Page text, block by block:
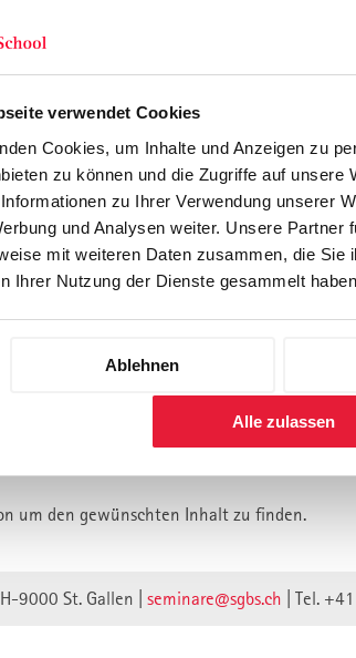
verwendet Cookies
Cookies, um Inhalte und Anzeigen zu
zu können und die Zugriffe auf unsere
zu Ihrer Verwendung unserer
und Analysen weiter. Unsere Partner
mit weiteren Daten zusammen, die Sie
Ihrer Nutzung der Dienste gesammelt
Ablehnen
Alle zulassen
& Forschung Inhouse, Consulting
für
ist vermutlich
wir unsere Webseite auf eine neue
verweisen unwirksam.
um den gewünschten Inhalt zu finden.
9000 St. Gallen | seminare@sgbs.ch Tel.